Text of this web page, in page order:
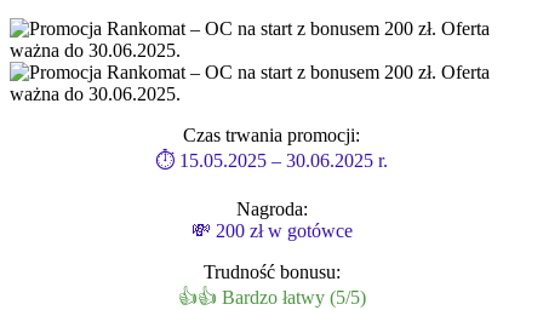
Czas trwania promocji:
⏱ 15.05.2025 – 30.06.2025 r.
Nagroda:
💸 200 zł w gotówce
Trudność bonusu:
👍👍 Bardzo łatwy (5/5)